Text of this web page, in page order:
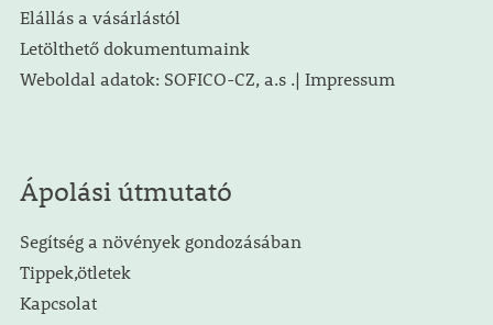
Elállás a vásárlástól
Letölthető dokumentumaink
Weboldal adatok: SOFICO-CZ, a.s .| Impressum
Ápolási útmutató
Segítség a növények gondozásában
Tippek,ötletek
Kapcsolat